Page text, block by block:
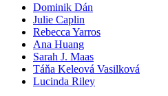
Dominik Dán
Julie Caplin
Rebecca Yarros
Ana Huang
Sarah J. Maas
Táňa Keleová Vasilková
Lucinda Riley